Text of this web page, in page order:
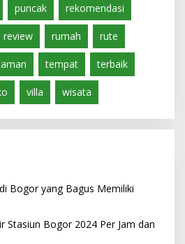
puncak rekomendasi
review rumah rute
tempat terbaik
villa wisata
Bogor yang Bagus Memiliki
Stasiun Bogor 2024 Per Jam dan